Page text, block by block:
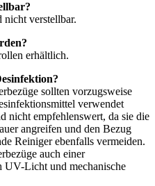
nicht verstellbar.
erhältlich.
sollten vorzugsweise
verwendet
nicht empfehlenswert, da sie die
angreifen und den Bezug
Reiniger ebenfalls vermeiden.
auch einer
UV-Licht und mechanische